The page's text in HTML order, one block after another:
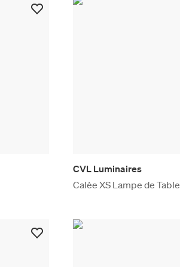
CVL Luminaires
Calèe XS Lampe de Table